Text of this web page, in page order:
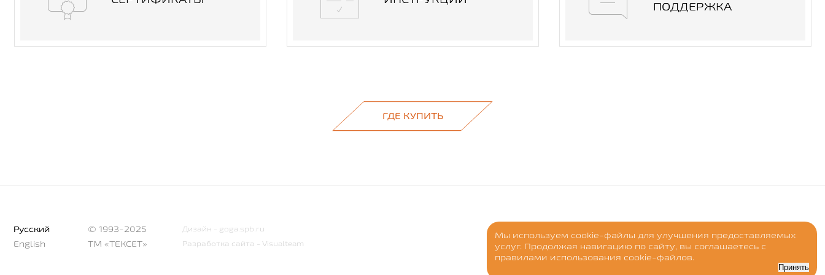
Мы используем cookie-файлы для улучшения предоставляемых
услуг. Продолжая навигацию по сайту, вы соглашаетесь с
правилами использования cookie-файлов.
Принять
ПОДДЕРЖКА
ГДЕ КУПИТЬ
Русский
English
© 1993-2025
ТМ «ТЕКСЕТ»
Дизайн - goga.spb.ru
Разработка сайта - Visualteam